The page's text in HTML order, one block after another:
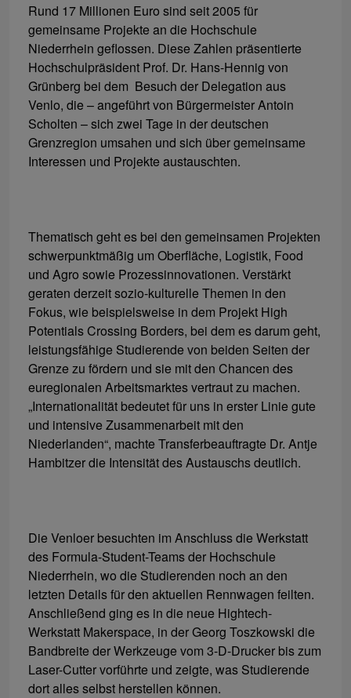
Rund 17 Millionen Euro sind seit 2005 für
gemeinsame Projekte an die Hochschule
Niederrhein geflossen. Diese Zahlen präsentierte
Hochschulpräsident Prof. Dr. Hans-Hennig von
Grünberg bei dem Besuch der Delegation aus
Venlo, die – angeführt von Bürgermeister Antoin
Scholten – sich zwei Tage in der deutschen
Grenzregion umsahen und sich über gemeinsame
Interessen und Projekte austauschten.
Thematisch geht es bei den gemeinsamen Projekten
schwerpunktmäßig um Oberfläche, Logistik, Food
und Agro sowie Prozessinnovationen. Verstärkt
geraten derzeit sozio-kulturelle Themen in den
Fokus, wie beispielsweise in dem Projekt High
Potentials Crossing Borders, bei dem es darum geht,
leistungsfähige Studierende von beiden Seiten der
Grenze zu fördern und sie mit den Chancen des
euregionalen Arbeitsmarktes vertraut zu machen.
„Internationalität bedeutet für uns in erster Linie gute
und intensive Zusammenarbeit mit den
Niederlanden“, machte Transferbeauftragte Dr. Antje
Hambitzer die Intensität des Austauschs deutlich.
Die Venloer besuchten im Anschluss die Werkstatt
des Formula-Student-Teams der Hochschule
Niederrhein, wo die Studierenden noch an den
letzten Details für den aktuellen Rennwagen feilten.
Anschließend ging es in die neue Hightech-
Werkstatt Makerspace, in der Georg Toszkowski die
Bandbreite der Werkzeuge vom 3-D-Drucker bis zum
Laser-Cutter vorführte und zeigte, was Studierende
dort alles selbst herstellen können.